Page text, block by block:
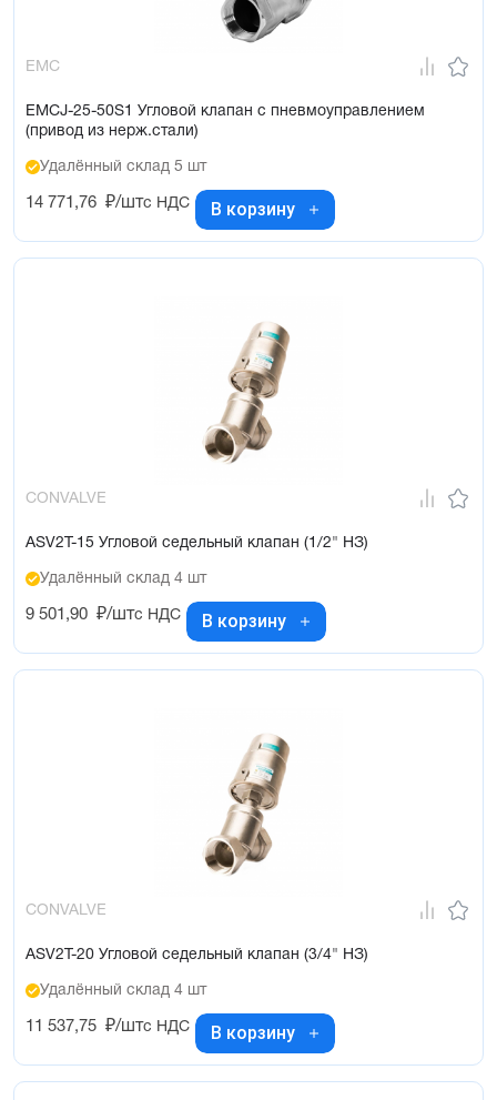
EMC
EMCJ-25-50S1 Угловой клапан с пневмоуправлением
(привод из нерж.стали)
Удалённый склад 5 шт
14 771,76 ₽/штс НДС В корзину
CONVALVE
ASV2T-15 Угловой седельный клапан (1/2" НЗ)
Удалённый склад 4 шт
9 501,90 ₽/штс НДС В корзину
CONVALVE
ASV2T-20 Угловой седельный клапан (3/4" НЗ)
Удалённый склад 4 шт
11 537,75 ₽/штс НДС В корзину